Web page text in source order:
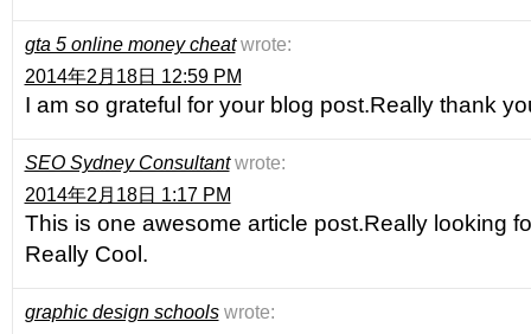
gta 5 online money cheat wrote:
2014年2月18日 12:59 PM
I am so grateful for your blog post.Really thank
SEO Sydney Consultant wrote:
2014年2月18日 1:17 PM
This is one awesome article post.Really looking
Really Cool.
graphic design schools wrote: